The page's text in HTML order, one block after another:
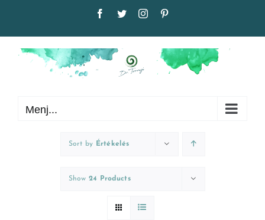
Facebook
TwitterInstagram
Menj...
Sort by Értékelés
Show 24 Products